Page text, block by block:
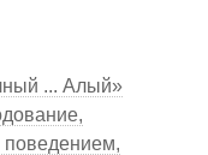
... Алый»
поведением,